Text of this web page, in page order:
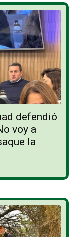
defendió
voy a
la